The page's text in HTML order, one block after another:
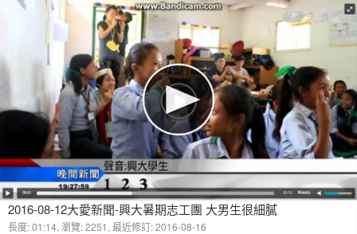
2016-08-12大愛新聞-興大暑期志工團 大男生很細膩
長度: 01:14, 瀏覽: 2251, 最近修訂: 2016-08-16